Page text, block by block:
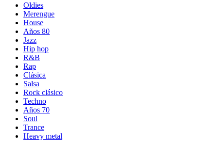
Oldies
Merengue
House
Años 80
Jazz
Hip hop
R&B
Rap
Clásica
Salsa
Rock clásico
Techno
Años 70
Soul
Trance
Heavy metal